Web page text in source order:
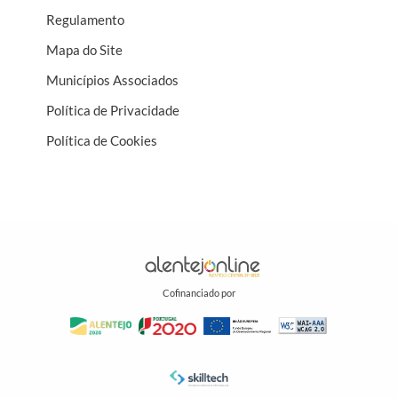
Regulamento
Mapa do Site
Municípios Associados
Política de Privacidade
Política de Cookies
Cofinanciado por